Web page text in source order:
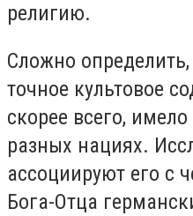
религию.
Сложно
точное культовое
скорее всего,
разных нациях.
ассоциируют его с
Бога-Отца